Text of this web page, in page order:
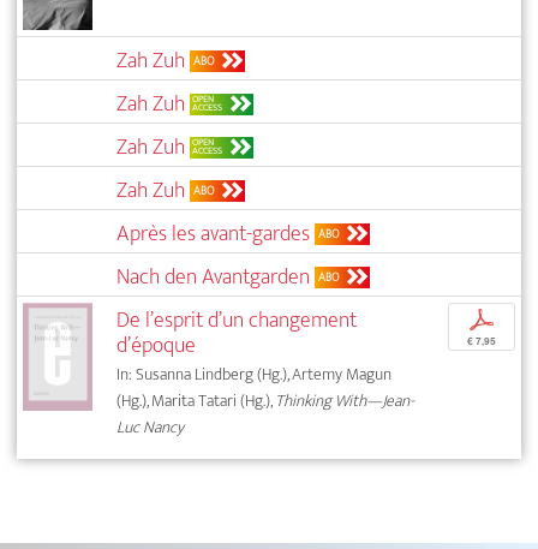
Zah Zuh ABO
Zah Zuh OPEN
ACCESS
Zah Zuh OPEN
ACCESS
Zah Zuh ABO
Après les avant-gardes ABO
Nach den Avantgarden ABO
De l’esprit d’un changement
d’époque
In: Susanna Lindberg (Hg.), Artemy Magun
(Hg.), Marita Tatari (Hg.),Thinking With—Jean-
Luc Nancy
p
€ 7,95